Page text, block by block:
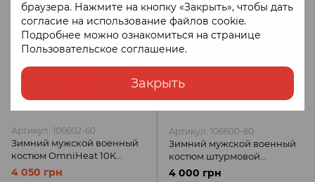
браузера. Нажмите на кнопку «Закрыть», чтобы дать
согласие на использование файлов cookie.
Подробнее можно ознакомиться на странице
Пользовательское соглашение.
Закрыть
Артикул: 106602-60
Зимний мужской военный
костюм OmniHeat 10K
Multicam FS Uniform
4 050 грн
Артикул: 106600-60
Зимний мужской военный
костюм штурмовой
тактический Shturm
4 000 грн